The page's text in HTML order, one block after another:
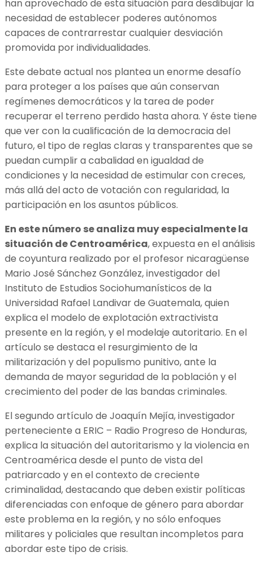
han aprovechado de esta situación para desdibujar la
necesidad de establecer poderes autónomos
capaces de contrarrestar cualquier desviación
promovida por individualidades.
Este debate actual nos plantea un enorme desafío
para proteger a los países que aún conservan
regímenes democráticos y la tarea de poder
recuperar el terreno perdido hasta ahora. Y éste tiene
que ver con la cualificación de la democracia del
futuro, el tipo de reglas claras y transparentes que se
puedan cumplir a cabalidad en igualdad de
condiciones y la necesidad de estimular con creces,
más allá del acto de votación con regularidad, la
participación en los asuntos públicos.
En este número se analiza muy especialmente la
situación de Centroamérica, expuesta en el análisis
de coyuntura realizado por el profesor nicaragüense
Mario José Sánchez González, investigador del
Instituto de Estudios Sociohumanísticos de la
Universidad Rafael Landivar de Guatemala, quien
explica el modelo de explotación extractivista
presente en la región, y el modelaje autoritario. En el
artículo se destaca el resurgimiento de la
militarización y del populismo punitivo, ante la
demanda de mayor seguridad de la población y el
crecimiento del poder de las bandas criminales.
El segundo artículo de Joaquín Mejía, investigador
perteneciente a ERIC – Radio Progreso de Honduras,
explica la situación del autoritarismo y la violencia en
Centroamérica desde el punto de vista del
patriarcado y en el contexto de creciente
criminalidad, destacando que deben existir políticas
diferenciadas con enfoque de género para abordar
este problema en la región, y no sólo enfoques
militares y policiales que resultan incompletos para
abordar este tipo de crisis.